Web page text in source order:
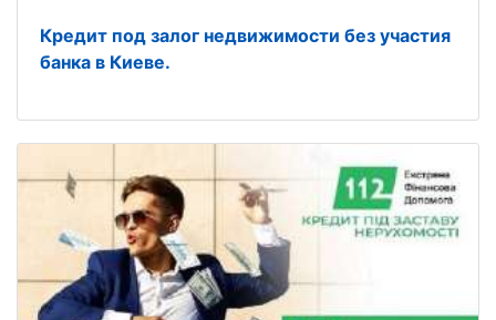
Кредит под залог недвижимости без участия
банка в Киеве.